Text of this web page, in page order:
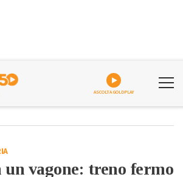
ASCOLTA GOLDPLAY
vagone: treno fermo